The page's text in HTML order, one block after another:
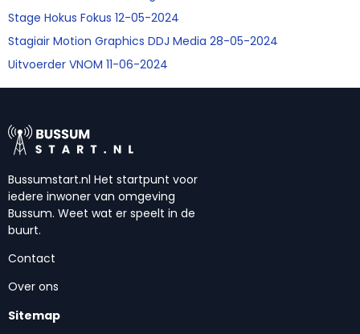
Stage Hokus Fokus 12-05-2024
Stagiair Motion Graphics DDJ Media 28-05-2024
Uitvoerder VNOM 11-06-2024
Bussumstart.nl Het startpunt voor
iedere inwoner van omgeving
Bussum. Weet wat er speelt in de
buurt.
Contact
Over ons
Sitemap